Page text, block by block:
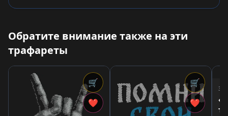
Обратите внимание также на эти
трафареты
🛒
❤
🛒
❤